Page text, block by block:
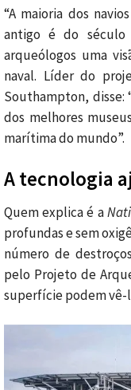
“A maioria dos
antigo é do século
arqueólogos uma
naval. Líder do
Southampton, disse:
dos melhores
marítima do mundo”.
A tecnologia
Quem explica é a
profundas e sem
número de
pelo Projeto de
superfície podem vê-